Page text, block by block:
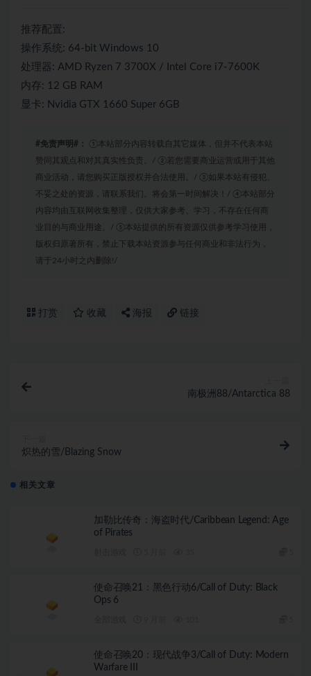
推荐配置:
操作系统: 64-bit Windows 10
处理器: AMD Ryzen 7 3700X / Intel Core i7-7600K
内存: 12 GB RAM
显卡: Nvidia GTX 1660 Super 6GB
#免责声明#：
①本站部分内容转载自其它媒体，但并不代表本站
赞同其观点和对其真实性负责。/ ②若您需要商业运营或用于其他
商业活动，请您购买正版授权并合法使用。/ ③如果本站有侵犯、
不妥之处的资源，请联系我们。将会第一时间解决！/ ④本站部分
内容均由互联网收集整理，仅供大家参考、学习，不存在任何商
业目的与商业用途。/ ⑤本站提供的所有资源仅供参考学习使用，
版权归原著所有，禁止下载本站资源参与任何商业和非法行为，
请于24小时之内删除!/
打赏 收藏 海报 链接
南极洲88/Antarctica 88
炽热的雪/Blazing Snow
相关文章
加勒比传奇：海盗时代/Caribbean Legend: Age
of Pirates
使命召唤21：黑色行动6/Call of Duty: Black
Ops 6
使命召唤20：现代战争3/Call of Duty: Modern
Warfare III